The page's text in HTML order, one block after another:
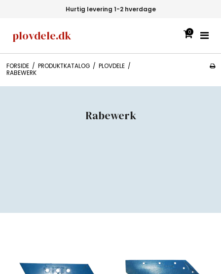
Hurtig levering 1-2 hverdage
plovdele.dk 0
FORSIDE / PRODUKTKATALOG / PLOVDELE /
RABEWERK
Rabewerk